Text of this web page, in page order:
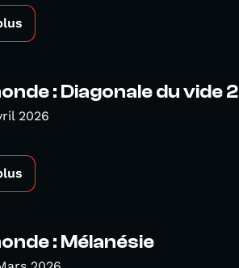
: Diagonale du vide 2
2026
: Mélanésie